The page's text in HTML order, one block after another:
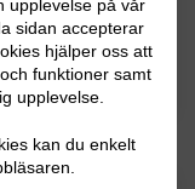
upplevelse på vår
sidan accepterar
hjälper oss att
funktioner samt
upplevelse.
kan du enkelt
Med dusch